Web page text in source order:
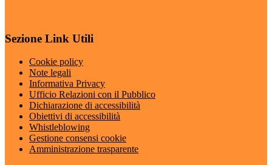
Sezione Link Utili
Cookie policy
Note legali
Informativa Privacy
Ufficio Relazioni con il Pubblico
Dichiarazione di accessibilità
Obiettivi di accessibilità
Whistleblowing
Gestione consensi cookie
Amministrazione trasparente